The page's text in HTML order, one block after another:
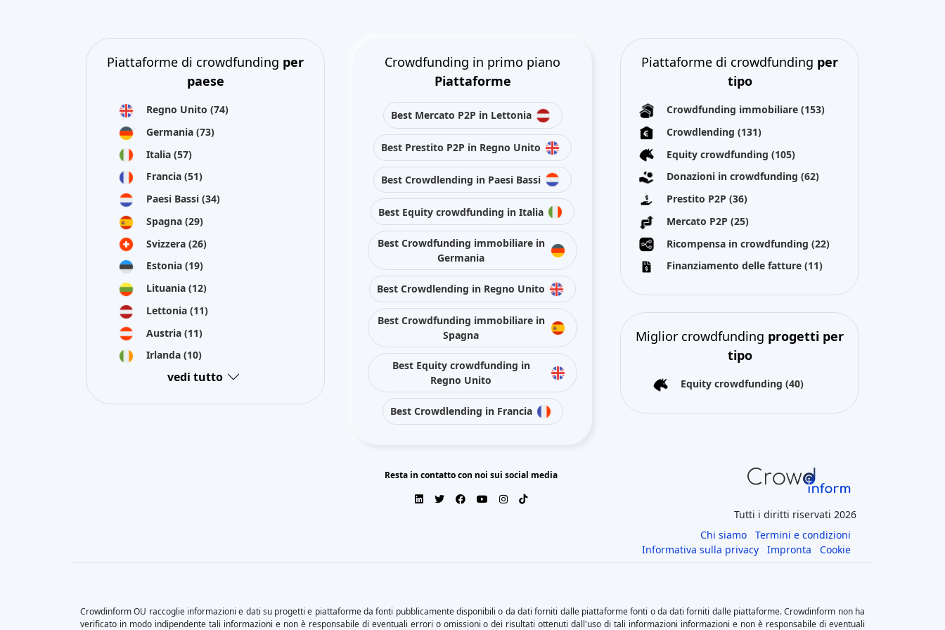
Piattaforme di crowdfunding per
paese
Regno Unito (74)
Germania (73)
Italia (57)
Francia (51)
Paesi Bassi (34)
Spagna (29)
Svizzera (26)
Estonia (19)
Lituania (12)
Lettonia (11)
Austria (11)
Irlanda (10)
vedi tutto
Crowdfunding in primo piano
Piattaforme
Best Mercato P2P in Lettonia
Best Prestito P2P in Regno Unito
Best Crowdlending in Paesi Bassi
Best Equity crowdfunding in Italia
Best Crowdfunding immobiliare in
Germania
Best Crowdlending in Regno Unito
Best Crowdfunding immobiliare in
Spagna
Best Equity crowdfunding in
Regno Unito
Best Crowdlending in Francia
Piattaforme di crowdfunding per
tipo
Crowdfunding immobiliare (153)
Crowdlending (131)
Equity crowdfunding (105)
Donazioni in crowdfunding (62)
Prestito P2P (36)
Mercato P2P (25)
Ricompensa in crowdfunding (22)
Finanziamento delle fatture (11)
Miglior crowdfunding progetti per
tipo
Equity crowdfunding (40)
Resta in contatto con noi sui social media
Tutti i diritti riservati 2026
Chi siamo
Termini e condizioni
Informativa sulla privacy
Impronta Cookie
Crowdinform OU raccoglie informazioni e dati su progetti e piattaforme da fonti pubblicamente disponibili o da dati forniti dalle piattaforme fonti o da dati forniti dalle piattaforme. Crowdinform non ha
verificato in modo indipendente tali informazioni e non è responsabile di eventuali errori o omissioni o dei risultati ottenuti dall'uso di tali informazioni informazioni e non è responsabile di eventuali